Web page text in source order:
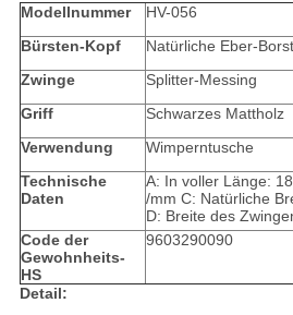
Modellnummer
HV-056
Bürsten-Kopf
Natürliche Eber-
Zwinge
Splitter-Messing
Griff
Schwarzes Mattholz
Verwendung
Wimperntusche
Technische
Daten
A: In voller Länge:
/mm C: Natürliche
D: Breite des
Code der
Gewohnheits-
HS
9603290090
Detail: